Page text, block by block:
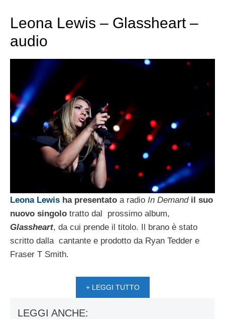
Leona Lewis – Glassheart –
audio
Leona Lewis ha presentato a radio In Demand il suo
nuovo singolo tratto dal prossimo album,
Glassheart, da cui prende il titolo. Il brano è stato
scritto dalla cantante e prodotto da Ryan Tedder e
Fraser T Smith.
+ LEGGI TUTTO
LEGGI ANCHE: